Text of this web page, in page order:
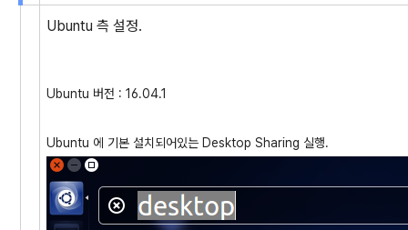
Ubuntu 측 설정.
Ubuntu 버전 : 16.04.1
Ubuntu 에 기본 설치되어있는 Desktop Sharing 실행.